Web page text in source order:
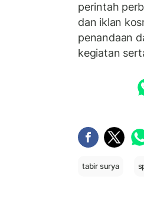
perintah
dan iklan
penandaan
kegiatan
tabir surya